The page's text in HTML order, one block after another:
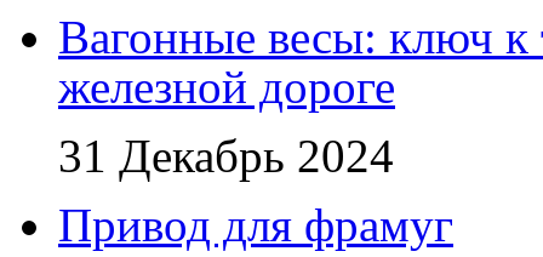
Вагонные весы: ключ к
железной дороге
31 Декабрь 2024
Привод для фрамуг